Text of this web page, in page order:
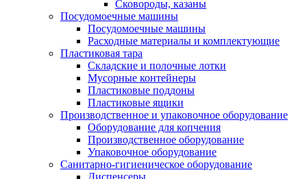
Сковороды, казаны
Посудомоечные машины
Посудомоечные машины
Расходные материалы и комплектующие
Пластиковая тара
Складские и полочные лотки
Мусорные контейнеры
Пластиковые поддоны
Пластиковые ящики
Производственное и упаковочное оборудование
Оборудование для копчения
Производственное оборудование
Упаковочное оборудование
Санитарно-гигиеническое оборудование
Диспенсеры